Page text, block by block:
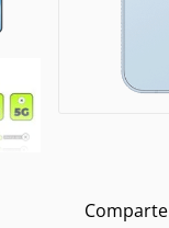
Comparte